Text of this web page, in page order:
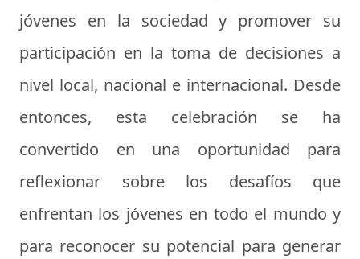
jóvenes en la sociedad y promover su
participación en la toma de decisiones a
nivel local, nacional e internacional. Desde
entonces, esta celebración se ha
convertido en una oportunidad para
reflexionar sobre los desafíos que
enfrentan los jóvenes en todo el mundo y
para reconocer su potencial para generar